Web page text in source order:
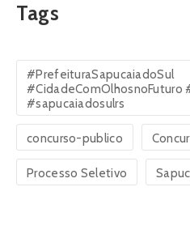
Tags
#PrefeituraSapucaiadoSul
#CidadeComOlhosnoFuturo
#sapucaiadosulrs
concurso-publico
Processo Seletivo